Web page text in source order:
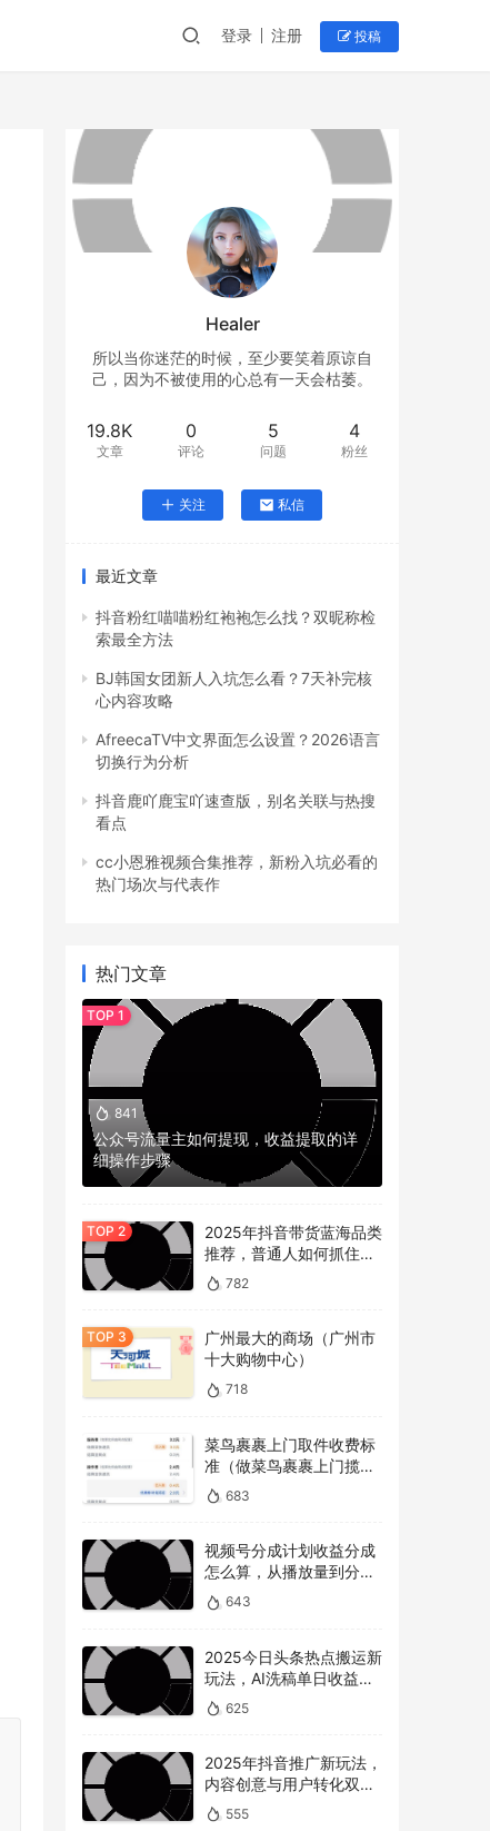
登录 注册 投稿
Healer
所以当你迷茫的时候，至少要笑着原谅自
己，因为不被使用的心总有一天会枯萎。
19.8K
文章
0
评论
5
问题
4
粉丝
关注 私信
最近文章
抖音粉红喵喵粉红袍袍怎么找？双昵称检
索最全方法
BJ韩国女团新人入坑怎么看？7天补完核
心内容攻略
AfreecaTV中文界面怎么设置？2026语言
切换行为分析
抖音鹿吖鹿宝吖速查版，别名关联与热搜
看点
cc小恩雅视频合集推荐，新粉入坑必看的
热门场次与代表作
热门文章
841
公众号流量主如何提现，收益提取的详
细操作步骤
2025年抖音带货蓝海品类
推荐，普通人如何抓住冷
门机会？
782
广州最大的商场（广州市
十大购物中心）
718
菜鸟裹裹上门取件收费标
准（做菜鸟裹裹上门揽件
的看过来）
683
视频号分成计划收益分成
怎么算，从播放量到分成
的全解读
643
2025今日头条热点搬运新
玩法，AI洗稿单日收益
300+技巧
625
2025年抖音推广新玩法，
内容创意与用户转化双提
升
555